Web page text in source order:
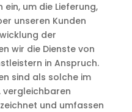
um die Lieferung,
unseren Kunden
der
wir die Dienste von
in Anspruch.
sind als solche im
vergleichbaren
und umfassen